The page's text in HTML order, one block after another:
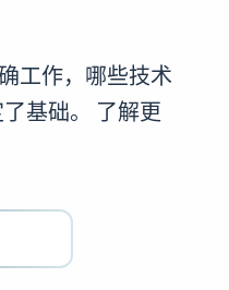
工作，哪些技术
基础。 了解更